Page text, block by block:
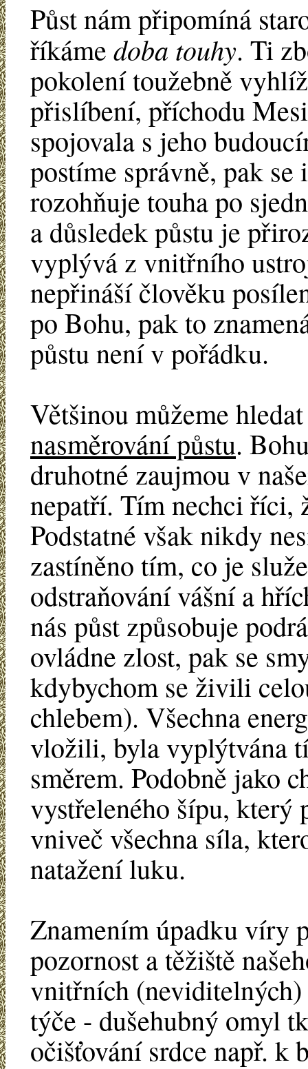
Půst nám připomíná
říkáme doba touhy. Ti
pokolení toužebně
přislíbení, příchodu
spojovala s jeho
postíme správně, pak
rozohňuje touha po
a důsledek půstu je
vyplývá z vnitřního
nepřináší člověku
po Bohu, pak to
půstu není v pořádku.
Většinou můžeme
nasměrování půstu.
druhotné zaujmou v
nepatří. Tím nechci říci,
Podstatné však nikdy
zastíněno tím, co je
odstraňování vášní a
nás půst způsobuje
ovládne zlost, pak se
kdybychom se živili
chlebem). Všechna
vložili, byla vyplýtvána
směrem. Podobně jako
vystřeleného šípu,
vniveč všechna síla,
natažení luku.
Znamením úpadku víry
pozornost a těžiště
vnitřních (neviditelných)
týče - dušehubný omyl
očišťování srdce např. k